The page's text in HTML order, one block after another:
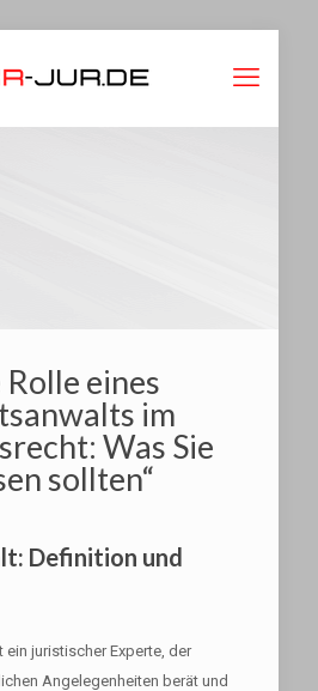
Rolle eines
im
Was Sie
sollten“
Definition und
ein juristischer Experte, der
Angelegenheiten berät und